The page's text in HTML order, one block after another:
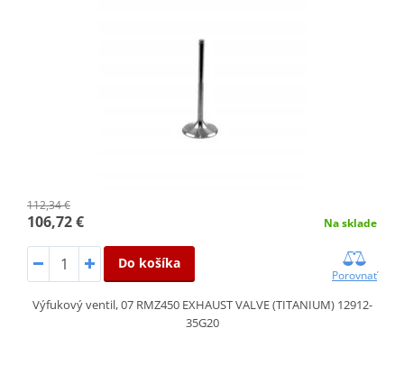
112,34 €
106,72 € Na sklade
Do košíka
Porovnať
Výfukový ventil, 07 RMZ450 EXHAUST VALVE (TITANIUM) 12912-
35G20